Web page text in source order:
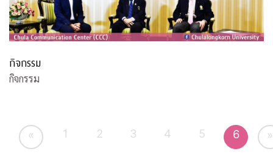
กิจกรรม
กิจกรรม
« 1 2 3 4 5 6 »